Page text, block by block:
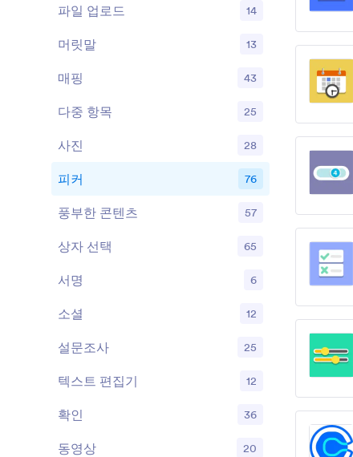
파일 업로드 14
머릿말 13
매핑 43
다중 항목 25
사진 28
피커 76
풍부한 콘텐츠 57
상자 선택 65
서명 6
소셜 12
설문조사 25
텍스트 편집기 12
확인 36
동영상 20